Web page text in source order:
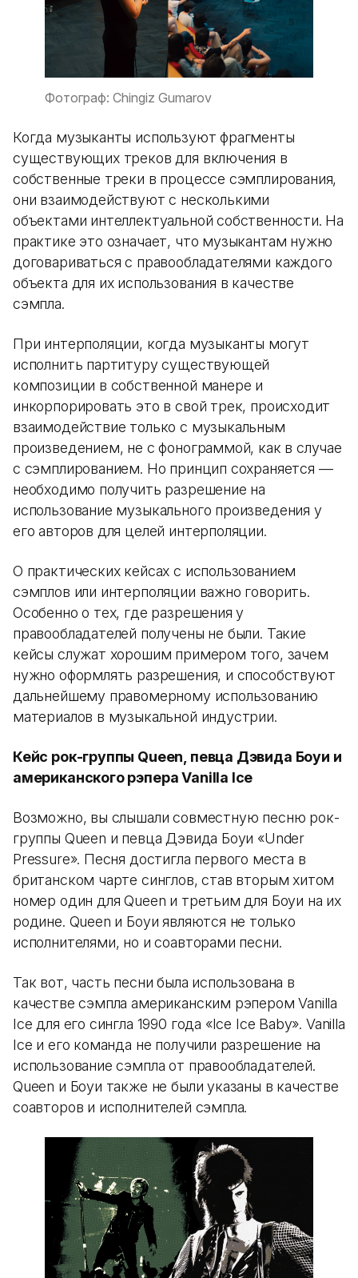
Фотограф: Chingiz Gumarov
Когда музыканты используют фрагменты
существующих треков для включения в
собственные треки в процессе сэмплирования,
они взаимодействуют с несколькими
объектами интеллектуальной собственности. На
практике это означает, что музыкантам нужно
договариваться с правообладателями каждого
объекта для их использования в качестве
сэмпла.
При интерполяции, когда музыканты могут
исполнить партитуру существующей
композиции в собственной манере и
инкорпорировать это в свой трек, происходит
взаимодействие только с музыкальным
произведением, не с фонограммой, как в случае
с сэмплированием. Но принцип сохраняется —
необходимо получить разрешение на
использование музыкального произведения у
его авторов для целей интерполяции.
О практических кейсах с использованием
сэмплов или интерполяции важно говорить.
Особенно о тех, где разрешения у
правообладателей получены не были. Такие
кейсы служат хорошим примером того, зачем
нужно оформлять разрешения, и способствуют
дальнейшему правомерному использованию
материалов в музыкальной индустрии.
Кейс рок-группы Queen, певца Дэвида Боуи и
американского рэпера Vanilla Ice
Возможно, вы слышали совместную песню рок-
группы Queen и певца Дэвида Боуи «Under
Pressure». Песня достигла первого места в
британском чарте синглов, став вторым хитом
номер один для Queen и третьим для Боуи на их
родине. Queen и Боуи являются не только
исполнителями, но и соавторами песни.
Так вот, часть песни была использована в
качестве сэмпла американским рэпером Vanilla
Ice для его сингла 1990 года «Ice Ice Baby». Vanilla
Ice и его команда не получили разрешение на
использование сэмпла от правообладателей.
Queen и Боуи также не были указаны в качестве
соавторов и исполнителей сэмпла.